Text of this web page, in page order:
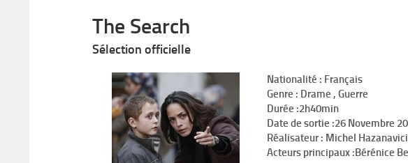
The Search
Sélection officielle
Nationalité : Français
Genre : Drame , Guerre
Durée :2h40min
Date de sortie :26 Novembre
Réalisateur : Michel
Acteurs principaux :Bérénice